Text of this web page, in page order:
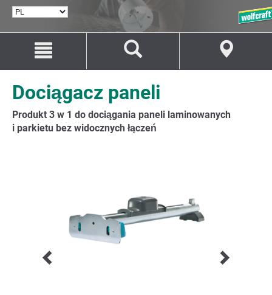
treści
Przejście
nawigacji
Dociągacz paneli
Produkt 3 w 1 do dociągania paneli laminowanych
i parkietu bez widocznych łączeń